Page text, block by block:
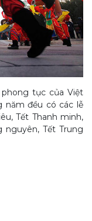
tục của Việt
năm đều có các lễ
Tết Thanh minh,
nguyên, Tết Trung